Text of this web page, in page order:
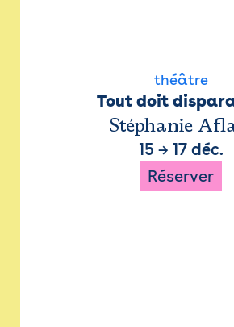
théâtre
Tout doit
Stéphanie
15 → 17 déc.
Réserver